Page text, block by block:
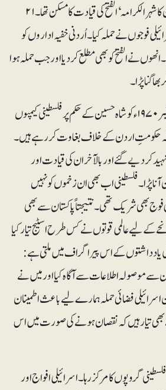
کارروائیوں کا آغاز کیا۔ اُردن کا شہر الکرامہ‘ الفتح کی قیادت کا مسکن تھا۔ ۲۱
پر اسرائیلی فوجوں نے حملہ کیا۔ اُردنی خفیہ اداروں کو
نے الفتح کو بھی مطلع کر دیا اور جب حملہ ہوا
پڑا۔
اسی اُردن میں دو سال بعد ستمبر ۱۹۷۰ء کو شاہ حسین کے حکم پر فلسطینی کیمپوں
کہ حکومتِ اردن کے خلاف بغاوت کر رہے ہیں۔
شہید کر دیے گئے اور بالآخر ان کی قیادت اور
آنا پڑا۔ فلسطینی اب بھی ان زخموں کو نہیں
فوج بھی شریک تھی۔ نتیجتاً پاکستان سے بھی
کے لیے عالمی قوتوں نے کس طرح اسٹیج تیار کیا
یادداشتوں کے اس پیراگراف میں ملتی ہے:
سے موصولہ اطلاعات سے آگاہ کیا اور میں نے
اسرائیلی فضائی حملہ ہمارے لیے باعث اطمینان
تیار ہیں کہ نقصان ہونے کی صورت میں اس
گروپوں کا مرکز رہا۔ اسرائیلی افواج اور